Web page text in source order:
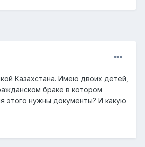
Казахстана. Имею двоих детей,
браке в котором
этого нужны документы? И какую